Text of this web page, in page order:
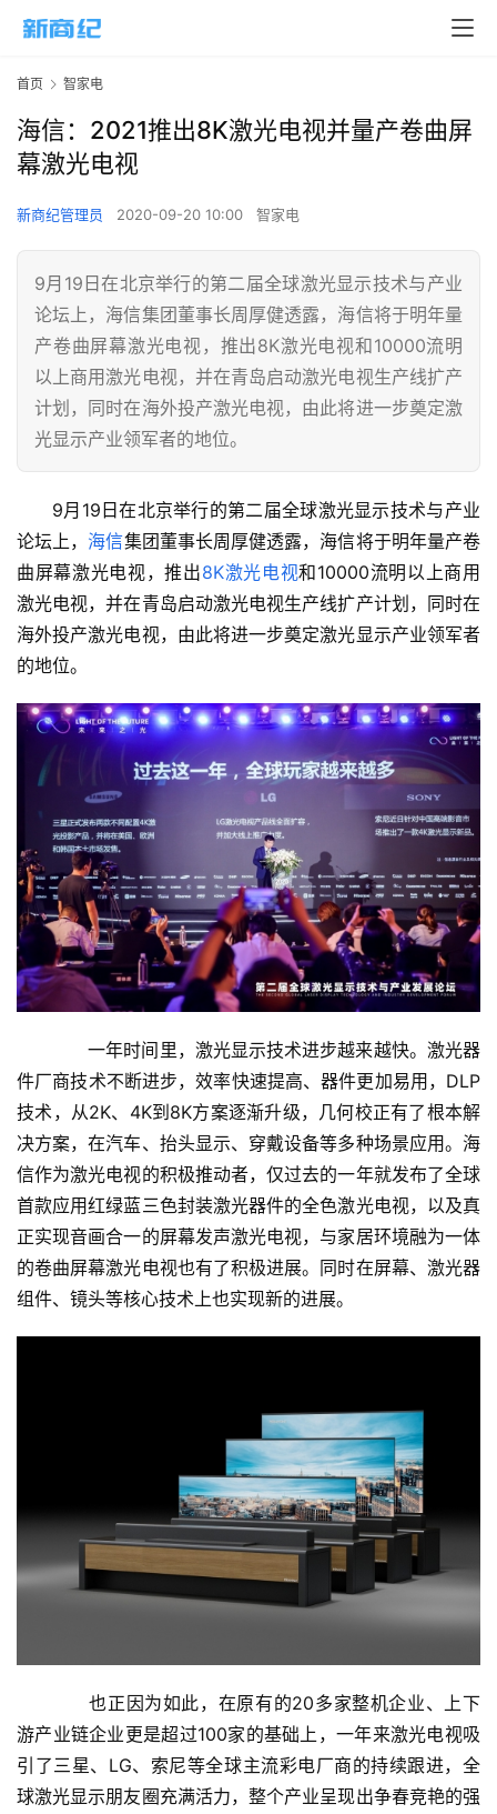
首
页
新
工
能
技
快
讯
首页 智家电
海信：2021推出8K激光电视并量产卷曲屏
幕激光电视
新商纪管理员 2020-09-20 10:00 智家电
9月19日在北京举行的第二届全球激光显示技术与产业
论坛上，海信集团董事长周厚健透露，海信将于明年量
产卷曲屏幕激光电视，推出8K激光电视和10000流明
以上商用激光电视，并在青岛启动激光电视生产线扩产
计划，同时在海外投产激光电视，由此将进一步奠定激
光显示产业领军者的地位。
9月19日在北京举行的第二届全球激光显示技术与产业
论坛上， 海信集团董事长周厚健透露，海信将于明年量产卷
曲屏幕激光电视，推出8K激光电视和10000流明以上商用
激光电视，并在青岛启动激光电视生产线扩产计划，同时在
海外投产激光电视，由此将进一步奠定激光显示产业领军者
的地位。
一年时间里，激光显示技术进步越来越快。激光器
件厂商技术不断进步，效率快速提高、器件更加易用，DLP
技术，从2K、4K到8K方案逐渐升级，几何校正有了根本解
决方案，在汽车、抬头显示、穿戴设备等多种场景应用。海
信作为激光电视的积极推动者，仅过去的一年就发布了全球
首款应用红绿蓝三色封装激光器件的全色激光电视，以及真
正实现音画合一的屏幕发声激光电视，与家居环境融为一体
的卷曲屏幕激光电视也有了积极进展。同时在屏幕、激光器
组件、镜头等核心技术上也实现新的进展。
也正因为如此，在原有的20多家整机企业、上下
游产业链企业更是超过100家的基础上，一年来激光电视吸
引了三星、LG、索尼等全球主流彩电厂商的持续跟进，全
球激光显示朋友圈充满活力，整个产业呈现出争春竞艳的强